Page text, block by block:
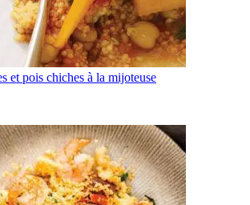
et pois chiches à la mijoteuse